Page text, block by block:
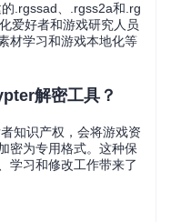
.rgssad、.rgss2a和.rg
爱好者和游戏研究人员
材学习和游戏本地化等
解密工具？
知识产权，会将游戏资
密为专用格式。这种保
学习和修改工作带来了